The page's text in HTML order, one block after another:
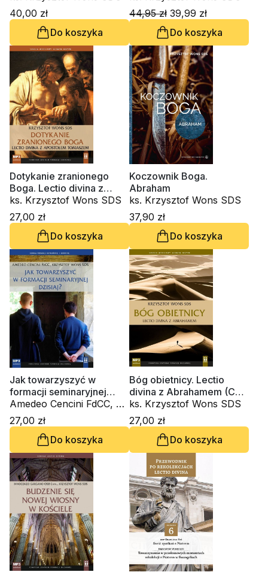
22 (CD-audiobook)
40,00 zł
Do koszyka
44,95 zł 39,99 zł
Do koszyka
Dotykanie zranionego
Boga. Lectio divina z
Apostołem Tomaszem
(CD -audiobook)
ks. Krzysztof Wons SDS
27,00 zł
Do koszyka
Koczownik Boga.
Abraham
ks. Krzysztof Wons SDS
37,90 zł
Do koszyka
Jak towarzyszyć w
formacji seminaryjnej
dzisiaj? (CD-audiobook)
Amedeo Cencini FdCC, ks.
Krzysztof Wons SDS
27,00 zł
Do koszyka
Bóg obietnicy. Lectio
divina z Abrahamem (CD-
audiobook)
ks. Krzysztof Wons SDS
27,00 zł
Do koszyka